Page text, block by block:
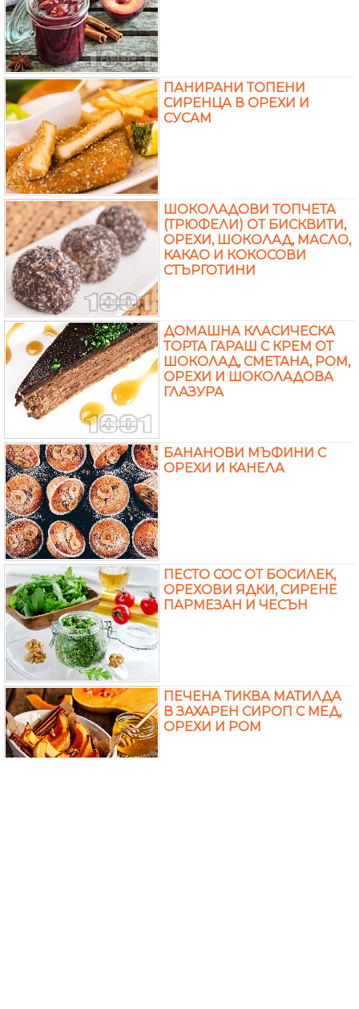
ПАНИРАНИ ТОПЕНИ
СИРЕНЦА В ОРЕХИ И
СУСАМ
ШОКОЛАДОВИ ТОПЧЕТА
(ТРЮФЕЛИ) ОТ БИСКВИТИ,
ОРЕХИ, ШОКОЛАД, МАСЛО,
КАКАО И КОКОСОВИ
СТЪРГОТИНИ
ДОМАШНА КЛАСИЧЕСКА
ТОРТА ГАРАШ С КРЕМ ОТ
ШОКОЛАД, СМЕТАНА, РОМ,
ОРЕХИ И ШОКОЛАДОВА
ГЛАЗУРА
БАНАНОВИ МЪФИНИ С
ОРЕХИ И КАНЕЛА
ПЕСТО СОС ОТ БОСИЛЕК,
ОРЕХОВИ ЯДКИ, СИРЕНЕ
ПАРМЕЗАН И ЧЕСЪН
ПЕЧЕНА ТИКВА МАТИЛДА
В ЗАХАРЕН СИРОП С МЕД,
ОРЕХИ И РОМ